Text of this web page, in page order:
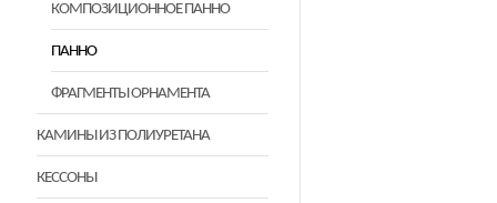
КОМПОЗИЦИОННОЕ ПАННО
ПАННО
ФРАГМЕНТЫ ОРНАМЕНТА
КАМИНЫ ИЗ ПОЛИУРЕТАНА
КЕССОНЫ